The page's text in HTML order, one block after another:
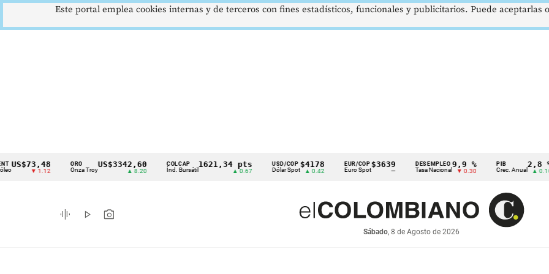
Cintillo
indicadores
económicos
▼ 1.12
ORO
Onza Troy
US$3342,60 COLCAP
Índ. Bursátil
1621,34 pts USD/COP
Dólar Spot
$4178
▲ 0.42
EUR/COP
Euro Spot
$3639
—
DESEMPLEO
Tasa Nacional
9,9 %
▼ 0.30
PIB
Crec. Anual
2,8 %
▲ 0.10
graphic_eq play_arrow photo_camera
Sábado, 8 de Agosto de 2026
Este portal emplea cookies internas y de terceros con fines estadísticos, funcionales y publicitarios. Puede aceptarlas